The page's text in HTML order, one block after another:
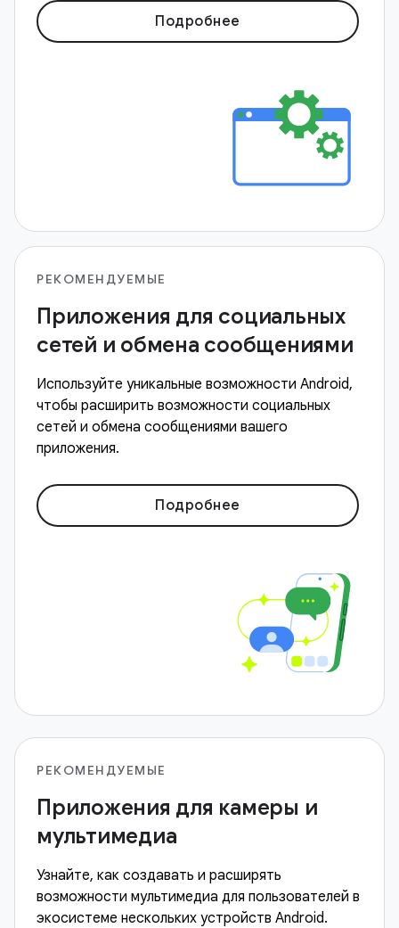
Подробнее
РЕКОМЕНДУЕМЫЕ
Приложения для социальных
сетей и обмена сообщениями
Используйте уникальные возможности Android,
чтобы расширить возможности социальных
сетей и обмена сообщениями вашего
приложения.
Подробнее
РЕКОМЕНДУЕМЫЕ
Приложения для камеры и
мультимедиа
Узнайте, как создавать и расширять
возможности мультимедиа для пользователей в
экосистеме нескольких устройств Android.